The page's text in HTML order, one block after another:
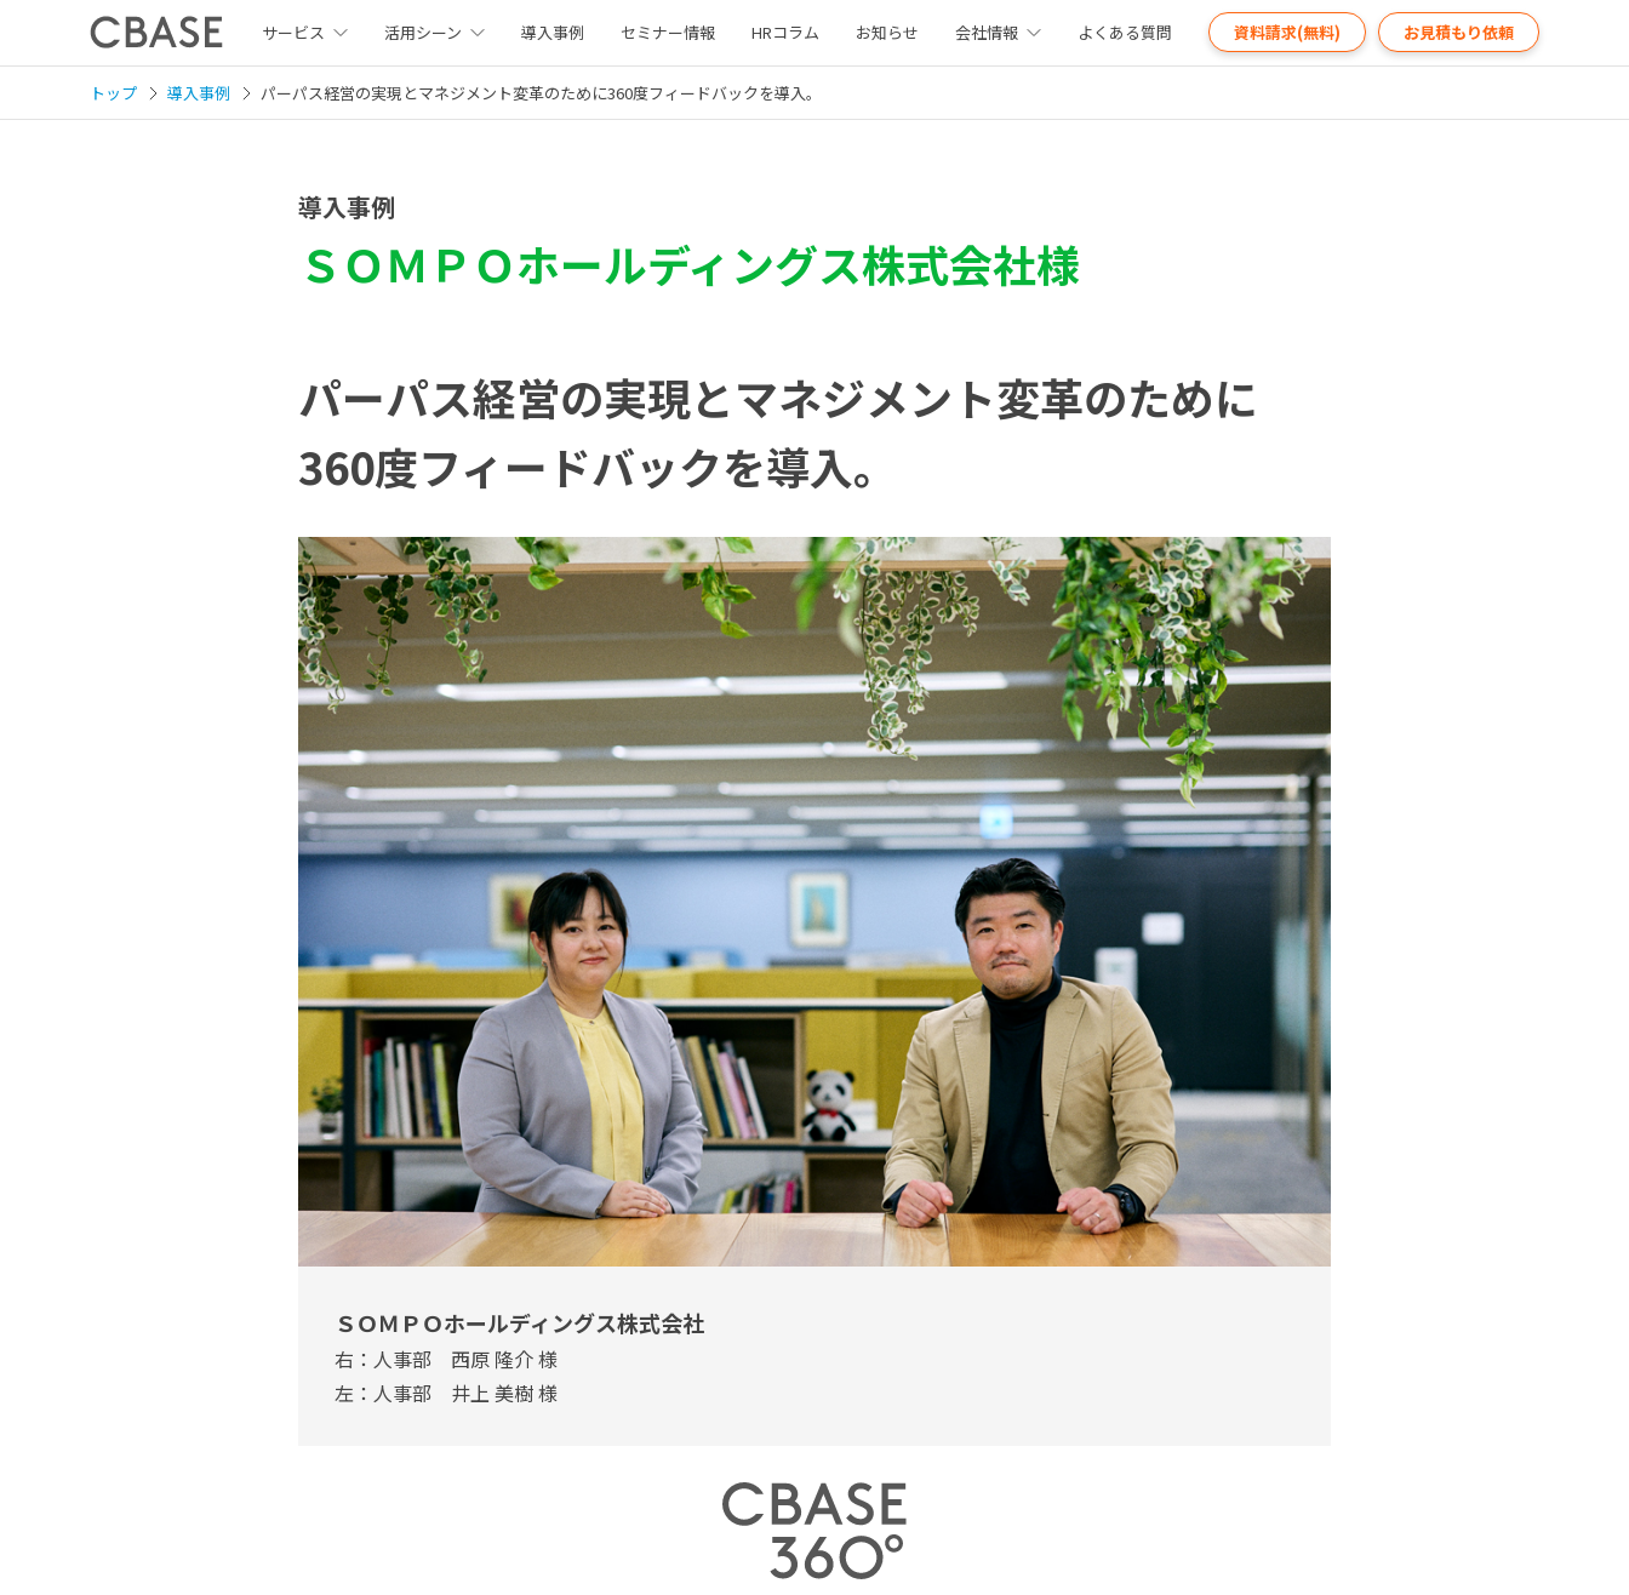
サービス 活用シーン 導入事例 セミナー情報 HRコラム お知らせ 会社情報 よくある質問 資料請求(無料) お見積もり依頼
トップ 導入事例 パーパス経営の実現とマネジメント変革のために360度フィードバックを導入。
導入事例
ＳＯＭＰＯホールディングス株式会社様
パーパス経営の実現とマネジメント変革のために
360度フィードバックを導入。
ＳＯＭＰＯホールディングス株式会社
右：人事部 西原 隆介 様
左：人事部 井上 美樹 様